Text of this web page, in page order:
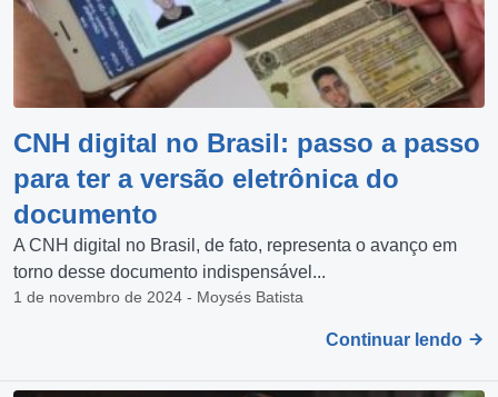
CNH digital no Brasil: passo a passo
para ter a versão eletrônica do
documento
A CNH digital no Brasil, de fato, representa o avanço em
torno desse documento indispensável...
1 de novembro de 2024 - Moysés Batista
Continuar lendo